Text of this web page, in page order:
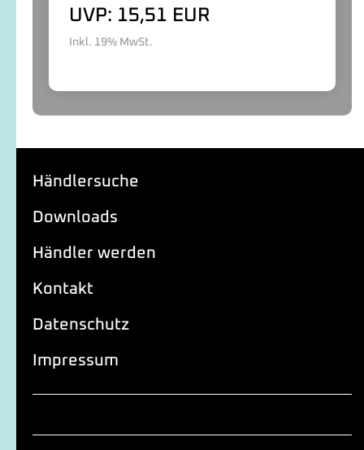
UVP: 15,51 EUR
Inkl. 19% MwSt.
Händlersuche
Downloads
Händler werden
Kontakt
Datenschutz
Impressum